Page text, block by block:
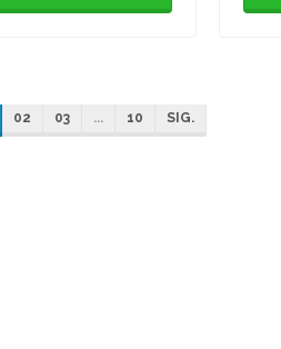
02 03 ... 10 SIG.